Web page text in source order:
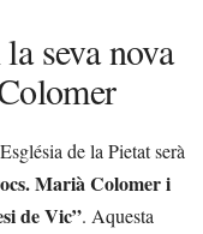
seva nova
de la Pietat serà
Marià Colomer i
de Vic”. Aquesta